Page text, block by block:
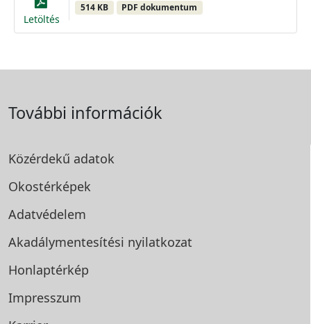
Letöltés
514 KB PDF dokumentum
További információk
Közérdekű adatok
Okostérképek
Adatvédelem
Akadálymentesítési nyilatkozat
Honlaptérkép
Impresszum